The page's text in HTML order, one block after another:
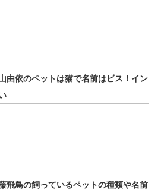
由依のペットは猫で名前はビス！イン
い
飛鳥の飼っているペットの種類や名前